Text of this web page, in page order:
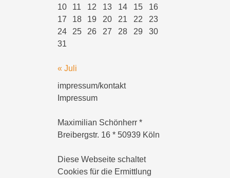
10
11 12 13 14 15
16
17
18 19 20 21 22
23
24
25 26 27 28 29
30
31
« Juli
impressum/kontakt
Impressum
Maximilian Schönherr *
Breibergstr. 16 * 50939 Köln
Diese Webseite schaltet
Cookies für die Ermittlung